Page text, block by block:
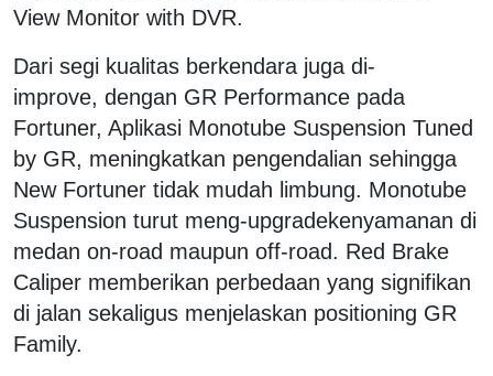
View Monitor with DVR.
Dari segi kualitas berkendara juga di-
improve, dengan GR Performance pada
Fortuner, Aplikasi Monotube Suspension Tuned
by GR, meningkatkan pengendalian sehingga
New Fortuner tidak mudah limbung. Monotube
Suspension turut meng-upgradekenyamanan di
medan on-road maupun off-road. Red Brake
Caliper memberikan perbedaan yang signifikan
di jalan sekaligus menjelaskan positioning GR
Family.